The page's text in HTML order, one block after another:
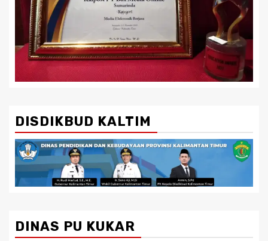
DISDIKBUD KALTIM
DINAS PU KUKAR